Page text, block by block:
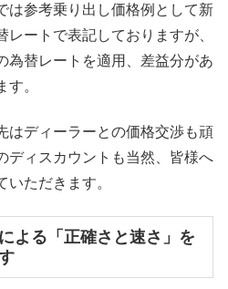
は参考乗り出し価格例として新
ートで表記しておりますが、
為替レートを適用、差益分があ
。
はディーラーとの価格交渉も頑
ディスカウントも当然、皆様へ
ただきます。
よる「正確さと速さ」を